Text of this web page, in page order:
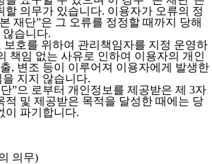
할 의무가 있습니다. 이용자가 오류의 정
재단”은 그 오류를 정정할 때까지 당해
습니다.
보호를 위하여 관리책임자를 지정 운영하
책임 없는 사유로 인하여 이용자의 개인
, 변조 등이 이루어져 이용자에게 발생한
지지 않습니다.
”으 로부터 개인정보를 제공받은 제 3자
적 및 제공받은 목적을 달성한 때에는 당
이 파기합니다.
의무)